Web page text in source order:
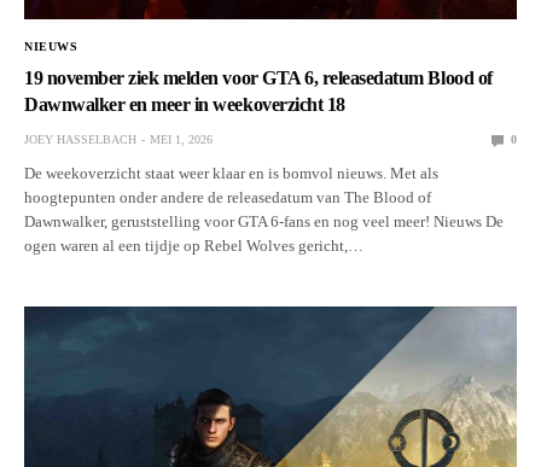
NIEUWS
19 november ziek melden voor GTA 6, releasedatum Blood of
Dawnwalker en meer in weekoverzicht 18
JOEY HASSELBACH MEI 1, 2026 0
De weekoverzicht staat weer klaar en is bomvol nieuws. Met als
hoogtepunten onder andere de releasedatum van The Blood of
Dawnwalker, geruststelling voor GTA 6-fans en nog veel meer! Nieuws De
ogen waren al een tijdje op Rebel Wolves gericht,…